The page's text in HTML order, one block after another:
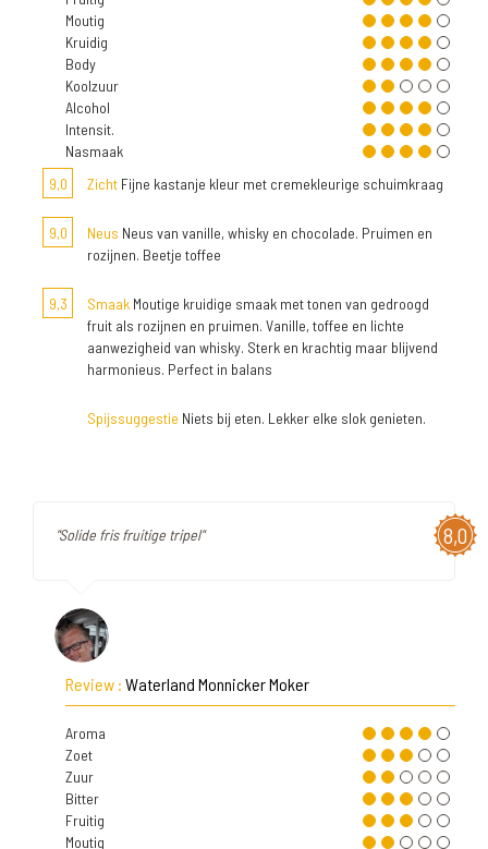
Moutig
Kruidig
Body
Koolzuur
Alcohol
Intensit.
Nasmaak
9,0
Zicht Fijne kastanje kleur met cremekleurige schuimkraag
9,0 Neus Neus van vanille, whisky en chocolade. Pruimen en
rozijnen. Beetje toffee
9,3 Smaak Moutige kruidige smaak met tonen van gedroogd
fruit als rozijnen en pruimen. Vanille, toffee en lichte
aanwezigheid van whisky. Sterk en krachtig maar blijvend
harmonieus. Perfect in balans
Spijssuggestie Niets bij eten. Lekker elke slok genieten.
8,0
"Solide fris fruitige tripel"
Review : Waterland Monnicker Moker
Aroma
Zoet
Zuur
Bitter
Fruitig
Moutig